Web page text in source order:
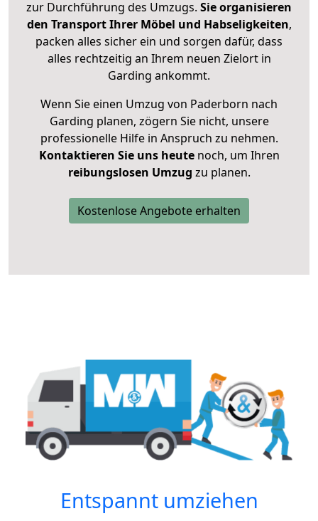
zur Durchführung des Umzugs. Sie organisieren
den Transport Ihrer Möbel und Habseligkeiten,
packen alles sicher ein und sorgen dafür, dass
alles rechtzeitig an Ihrem neuen Zielort in
Garding ankommt.
Wenn Sie einen Umzug von Paderborn nach
Garding planen, zögern Sie nicht, unsere
professionelle Hilfe in Anspruch zu nehmen.
Kontaktieren Sie uns heutenoch, um Ihren
reibungslosen Umzug zu planen.
Kostenlose Angebote erhalten
Entspannt umziehen